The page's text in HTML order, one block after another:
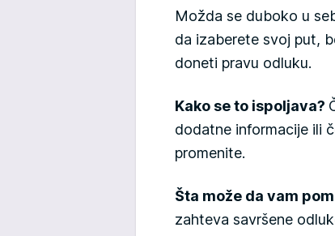
Možda se duboko u
da izaberete svoj put,
doneti pravu odluku.
Kako se to ispoljava?
dodatne informacije ili
promenite.
Šta može da vam
zahteva savršene